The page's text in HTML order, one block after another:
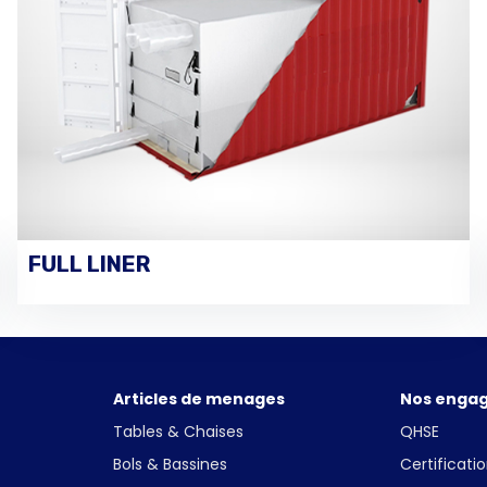
VOIR LES DÉTAILS
FULL LINER
Articles de menages
Tables & Chaises
Bols & Bassines
Nos
QHSE